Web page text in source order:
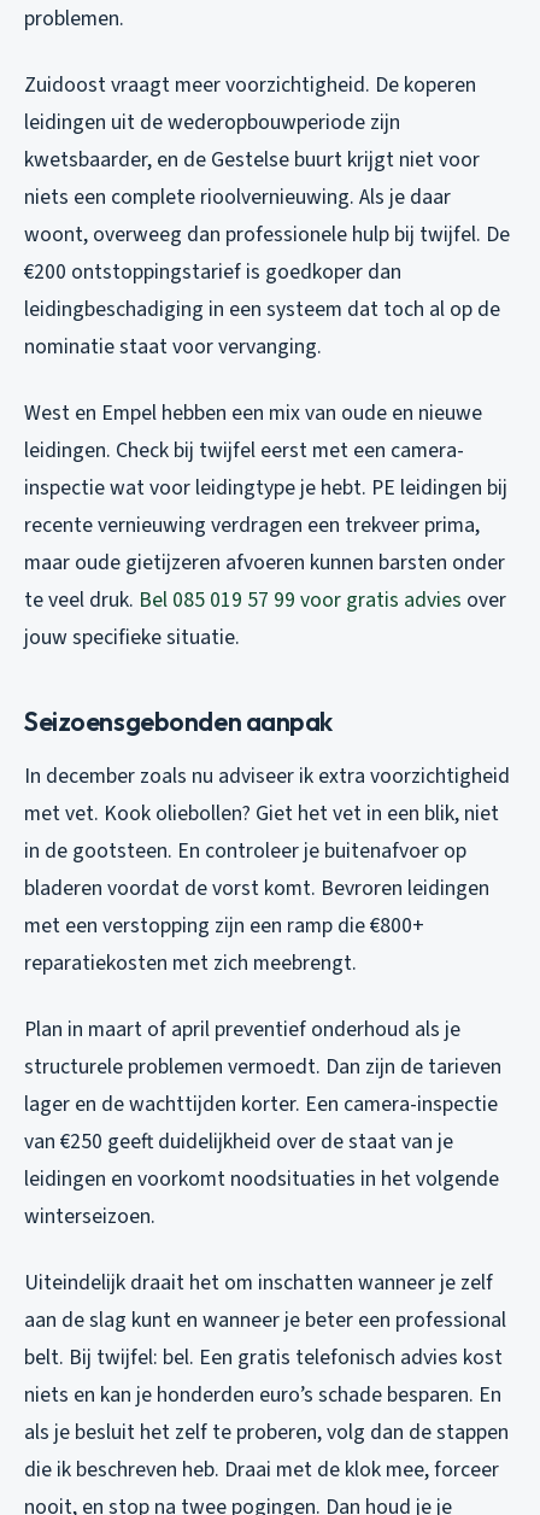
problemen.
Zuidoost vraagt meer voorzichtigheid. De koperen
leidingen uit de wederopbouwperiode zijn
kwetsbaarder, en de Gestelse buurt krijgt niet voor
niets een complete rioolvernieuwing. Als je daar
woont, overweeg dan professionele hulp bij twijfel. De
€200 ontstoppingstarief is goedkoper dan
leidingbeschadiging in een systeem dat toch al op de
nominatie staat voor vervanging.
West en Empel hebben een mix van oude en nieuwe
leidingen. Check bij twijfel eerst met een camera-
inspectie wat voor leidingtype je hebt. PE leidingen bij
recente vernieuwing verdragen een trekveer prima,
maar oude gietijzeren afvoeren kunnen barsten onder
te veel druk. Bel 085 019 57 99 voor gratis advies over
jouw specifieke situatie.
Seizoensgebonden aanpak
In december zoals nu adviseer ik extra voorzichtigheid
met vet. Kook oliebollen? Giet het vet in een blik, niet
in de gootsteen. En controleer je buitenafvoer op
bladeren voordat de vorst komt. Bevroren leidingen
met een verstopping zijn een ramp die €800+
reparatiekosten met zich meebrengt.
Plan in maart of april preventief onderhoud als je
structurele problemen vermoedt. Dan zijn de tarieven
lager en de wachttijden korter. Een camera-inspectie
van €250 geeft duidelijkheid over de staat van je
leidingen en voorkomt noodsituaties in het volgende
winterseizoen.
Uiteindelijk draait het om inschatten wanneer je zelf
aan de slag kunt en wanneer je beter een professional
belt. Bij twijfel: bel. Een gratis telefonisch advies kost
niets en kan je honderden euro’s schade besparen. En
als je besluit het zelf te proberen, volg dan de stappen
die ik beschreven heb. Draai met de klok mee, forceer
nooit, en stop na twee pogingen. Dan houd je je